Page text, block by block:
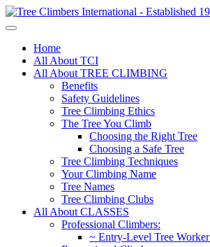
Home
All About TCI
All About TREE CLIMBING
Benefits
Safety Guidelines
Tree Climbing Ethics
The Tree You Climb
Choosing the Right Tree
Choosing a Safe Tree
Tree Climbing Techniques
Your Climbing Name
Tree Names
Tree Climbing Clubs
All About CLASSES
Professional Climbers:
~ Entry-Level Tree